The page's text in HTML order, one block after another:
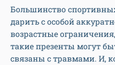
Большинство
дарить с особой
возрастные
такие презенты могут
связаны с травмами. И,